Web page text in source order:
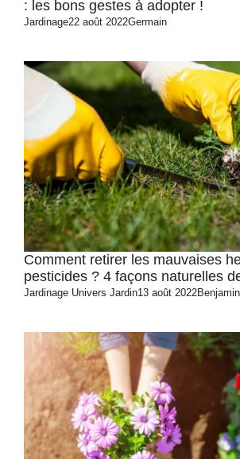
: les bons gestes à adopter !
Jardinage22 août 2022Germain
Comment retirer les mauvaises
pesticides ? 4 façons naturelles
Jardinage Univers Jardin13 août 2022